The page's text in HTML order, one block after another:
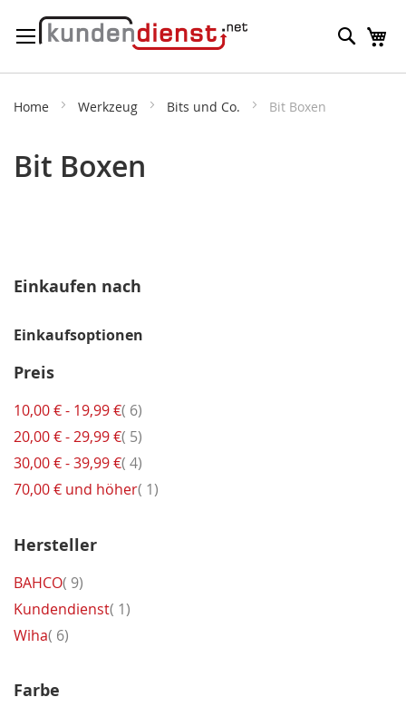
zum
Suche
Home Werkzeug Bits und Co. Bit Boxen
Bit Boxen
Einkaufen nach
Einkaufsoptionen
Preis
10,00 €- 19,99 € 6Artikel
20,00 €-29,99 € 5Artikel
30,00 €-39,99 € 4Artikel
70,00 € und höher 1Artikel
Hersteller
BAHCO 9Artikel
Kundendienst 1Artikel
Wiha 6Artikel
Farbe